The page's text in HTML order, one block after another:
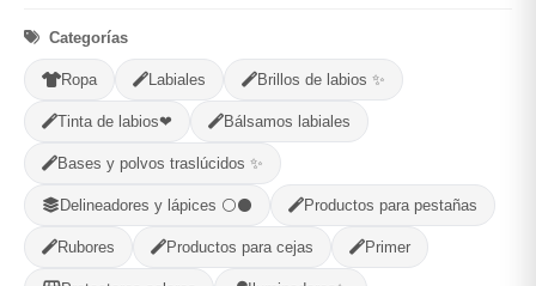
Categorías
Ropa Labiales Brillos de labios ✨
Tinta de labios❤ Bálsamos labiales
Bases y polvos traslúcidos ✨
Delineadores y lápices ⚪⚫ Productos para pestañas
Rubores Productos para cejas Primer
Compartir Favorito
MÉTODOS DE PAGO ACEPTADOS
Efectivo